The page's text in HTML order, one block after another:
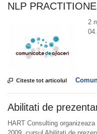
NLP
2
 Citeste tot articolul
Abilitati de
HART Consulting